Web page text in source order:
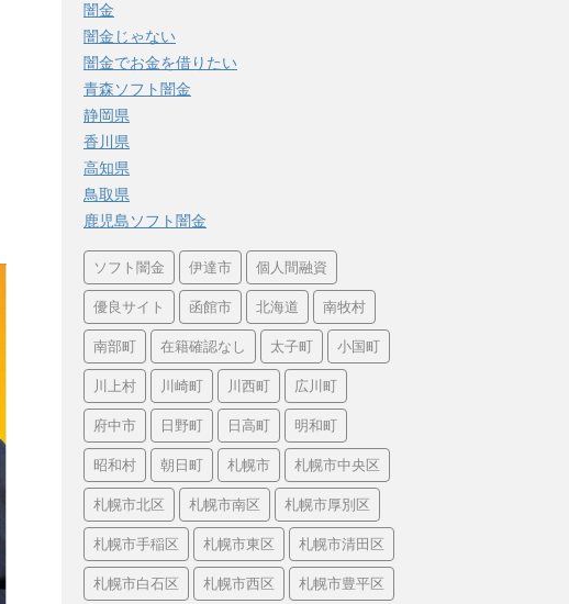
闇金
闇金じゃない
闇金でお金を借りたい
青森ソフト闇金
静岡県
香川県
高知県
鳥取県
鹿児島ソフト闇金
ソフト闇金 伊達市 個人間融資
優良サイト 函館市 北海道 南牧村
南部町 在籍確認なし 太子町 小国町
川上村 川崎町 川西町 広川町
府中市 日野町 日高町 明和町
昭和村 朝日町 札幌市 札幌市中央区
札幌市北区 札幌市南区 札幌市厚別区
札幌市手稲区 札幌市東区 札幌市清田区
札幌市白石区 札幌市西区 札幌市豊平区